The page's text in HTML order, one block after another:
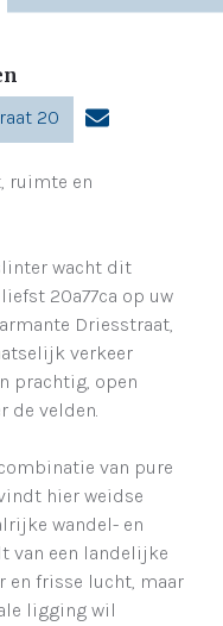
20
ruimte en
wacht dit
20a77ca op uw
Driesstraat,
verkeer
prachtig, open
de velden.
van pure
hier weidse
wandel- en
van een landelijke
en frisse lucht, maar
ligging wil